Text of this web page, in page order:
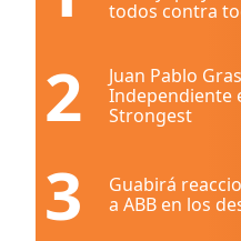
todos contra
2
Juan Pablo
Independiente
Strongest
3
Guabirá
a ABB en los